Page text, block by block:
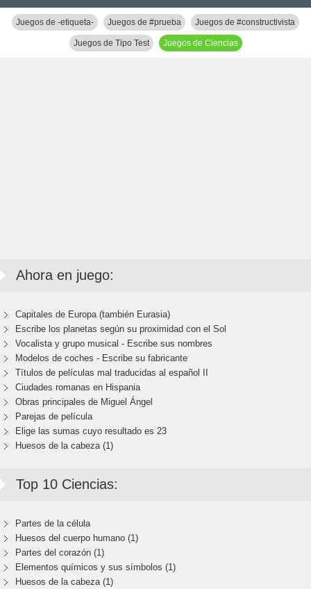
Juegos de -etiqueta- Juegos de #prueba Juegos de #constructivista
Juegos de Tipo Test Juegos de Ciencias
Ahora en juego:
Capitales de Europa (también Eurasia)
Escribe los planetas según su proximidad con el Sol
Vocalista y grupo musical - Escribe sus nombres
Modelos de coches - Escribe su fabricante
Títulos de películas mal traducidas al español II
Ciudades romanas en Hispania
Obras principales de Miguel Ángel
Parejas de película
Elige las sumas cuyo resultado es 23
Huesos de la cabeza (1)
Top 10 Ciencias:
Partes de la célula
Huesos del cuerpo humano (1)
Partes del corazón (1)
Elementos químicos y sus símbolos (1)
Huesos de la cabeza (1)